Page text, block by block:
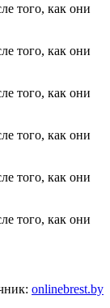
onlinebrest.by